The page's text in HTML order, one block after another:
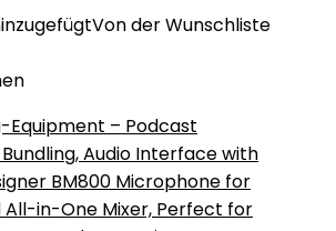
Von der Wunschliste